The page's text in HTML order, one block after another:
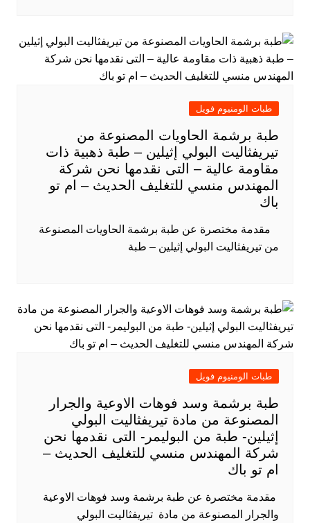
طبات الومنيوم فويل
طبة برشمة الحاويات المصنوعة من
تيريفثاليت البولي إثيلين – طبة ذهبية ذات
مقاومة عالية – التى نقدمها نحن شركة
المهندس منسي للتغليف الحديث – ام تو
باك
​ مقدمة مختصرة عن طبة برشمة الحاويات المصنوعة
من تيريفثاليت البولي إثيلين – طبة
طبات الومنيوم فويل
طبة برشمة وسد فوهات الاوعية والجرار
المصنوعة من مادة تيريفثاليت البولي
إثيلين- طبة من البوليمر- التى نقدمها نحن
شركة المهندس منسي للتغليف الحديث –
ام تو باك
​ مقدمة مختصرة عن طبة برشمة وسد فوهات الاوعية
والجرار المصنوعة من مادة تيريفثاليت البولي